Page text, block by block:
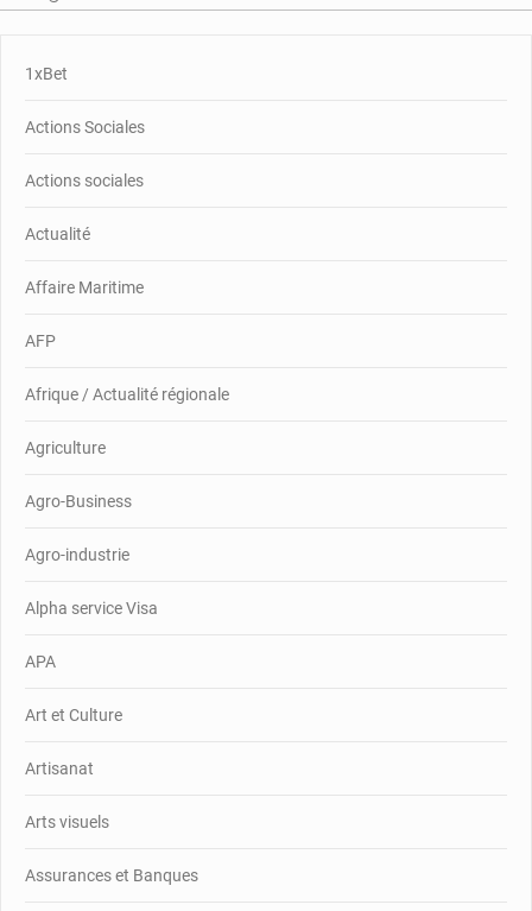
1xBet
Actions Sociales
Actions sociales
Actualité
Affaire Maritime
AFP
Afrique / Actualité régionale
Agriculture
Agro-Business
Agro-industrie
Alpha service Visa
APA
Art et Culture
Artisanat
Arts visuels
Assurances et Banques